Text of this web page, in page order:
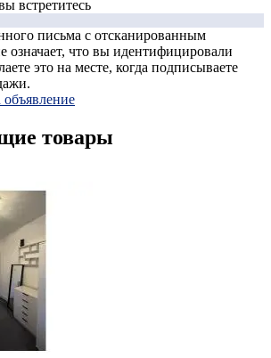
встретитесь
письма с отсканированным
означает, что вы идентифицировали
это на месте, когда подписываете
товары